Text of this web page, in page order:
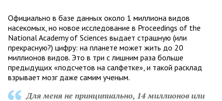
Официально в базе данных около 1 миллиона видов
насекомых, но новое исследование в Proceedings of the
National Academy of Sciences выдает страшную (или
прекрасную?) цифру: на планете может жить до 20
миллионов видов. Это в три с лишним раза больше
предыдущих «подсчетов на салфетке», и такой расклад
взрывает мозг даже самим ученым.
Для меня не принципиально, 14 миллионов или